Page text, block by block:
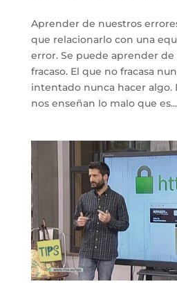
Aprender de nuestros
que relacionarlo con una
error. Se puede aprender
fracaso. El que no fracasa
intentado nunca hacer algo.
nos enseñan lo malo que es...